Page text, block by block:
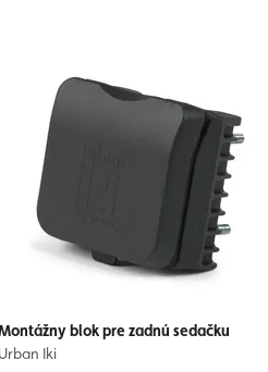
blok pre zadnú sedačku
Urban Iki